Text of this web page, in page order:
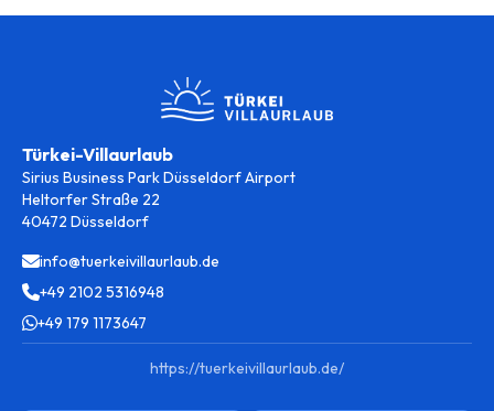
Türkei-Villaurlaub
Sirius Business Park Düsseldorf Airport
Heltorfer Straße 22
40472 Düsseldorf
info@tuerkeivillaurlaub.de
+49 2102 5316948
+49 179 1173647
https://tuerkeivillaurlaub.de/